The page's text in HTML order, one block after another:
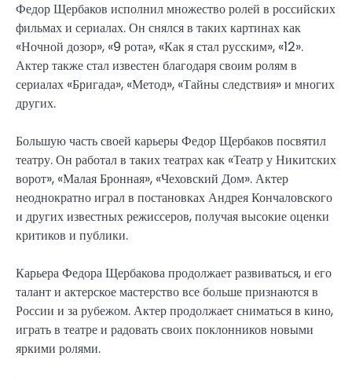
Федор Щербаков исполнил множество ролей в российских
фильмах и сериалах. Он снялся в таких картинах как
«Ночной дозор», «9 рота», «Как я стал русским», «12».
Актер также стал известен благодаря своим ролям в
сериалах «Бригада», «Метод», «Тайны следствия» и многих
других.
Большую часть своей карьеры Федор Щербаков посвятил
театру. Он работал в таких театрах как «Театр у Никитских
ворот», «Малая Бронная», «Чеховский Дом». Актер
неоднократно играл в постановках Андрея Кончаловского
и других известных режиссеров, получая высокие оценки
критиков и публики.
Карьера Федора Щербакова продолжает развиваться, и его
талант и актерское мастерство все больше признаются в
России и за рубежом. Актер продолжает сниматься в кино,
играть в театре и радовать своих поклонников новыми
яркими ролями.